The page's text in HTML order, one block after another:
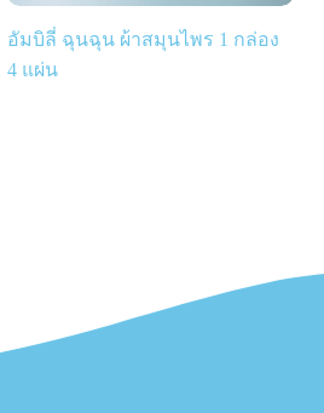
อัมบิลี่ ฉุนฉุน ผ้าสมุนไพร 1 กล่อง
4 แผ่น